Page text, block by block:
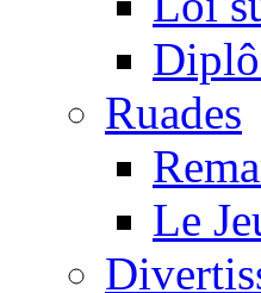
Ruades
Le